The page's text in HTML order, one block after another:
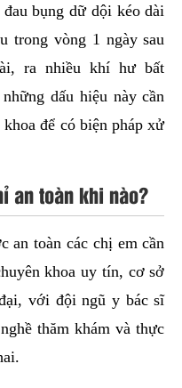
bụng dữ dội kéo dài
trong vòng 1 ngày sau
ra nhiều khí hư bất
dấu hiệu này cần
để có biện pháp xử
an toàn khi nào?
an toàn các chị em cần
khoa uy tín, cơ sở
với đội ngũ y bác sĩ
thăm khám và thực